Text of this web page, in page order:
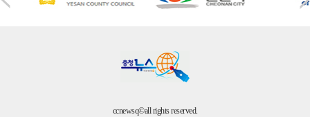
ccnewsq©all rights reserved.